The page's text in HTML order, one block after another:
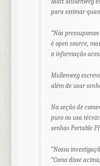
para estimar
“Nós
é open source,
a informação
Mullenweg
além de usar
Na seção de
puro ou usa
senhas Portable
“Nossa
“Como disse